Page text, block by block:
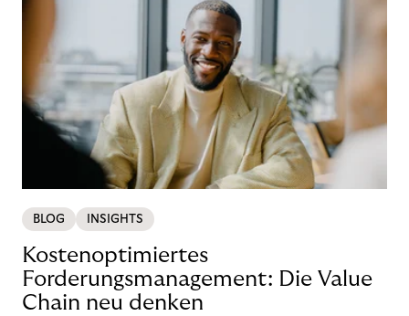
BLOG INSIGHTS
Kostenoptimiertes
Forderungsmanagement: Die Value
Chain neu denken